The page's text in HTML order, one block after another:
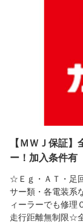
【ＭＷＪ保証
ー！加入条件有
☆Ｅｇ・ＡＴ・足
サー類・各電装系
ィーラーでも修
走行距離無制限☆